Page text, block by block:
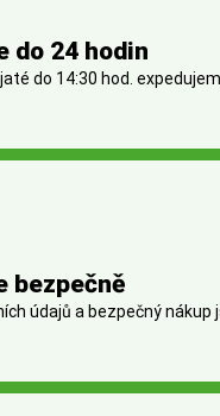
do 24 hodin
do 14:30 hod.
bezpečně
údajů a bezpečný nákup